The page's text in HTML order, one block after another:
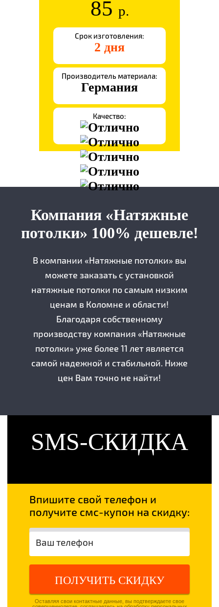
85 р.
Срок изготовления:
2 дня
Производитель материала:
Германия
Качество:
Компания «Натяжные
потолки» 100% дешевле!
В компании «Натяжные потолки» вы
можете заказать с установкой
натяжные потолки по самым низким
ценам в Коломне и области!
Благодаря собственному
производству компания «Натяжные
потолки» уже более 11 лет является
самой надежной и стабильной. Ниже
цен Вам точно не найти!
SMS-СКИДКА
Впишите свой телефон и
получите смс-купон на скидку:
ПОЛУЧИТЬ СКИДКУ
Оставляя свои контактные данные, вы подтверждаете свое